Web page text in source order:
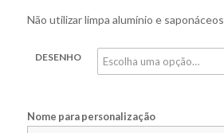
Não utilizar limpa alumínio e saponáceos
DESENHO
Nome para personalização